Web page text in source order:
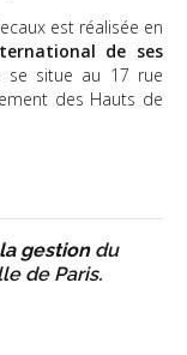
est réalisée en
de ses
se situe au 17 rue
des Hauts de
gestiondu
de Paris.